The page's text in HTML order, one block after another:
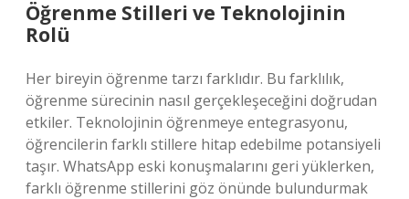
Öğrenme Stilleri ve Teknolojinin
Rolü
Her bireyin öğrenme tarzı farklıdır. Bu farklılık,
öğrenme sürecinin nasıl gerçekleşeceğini doğrudan
etkiler. Teknolojinin öğrenmeye entegrasyonu,
öğrencilerin farklı stillere hitap edebilme potansiyeli
taşır. WhatsApp eski konuşmalarını geri yüklerken,
farklı öğrenme stillerini göz önünde bulundurmak